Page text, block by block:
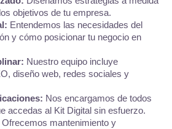
objetivos de tu empresa.
Entendemos las necesidades del
y cómo posicionar tu negocio en
Nuestro equipo incluye
diseño web, redes sociales y
Nos encargamos de todos
accedas al Kit Digital sin esfuerzo.
Ofrecemos mantenimiento y